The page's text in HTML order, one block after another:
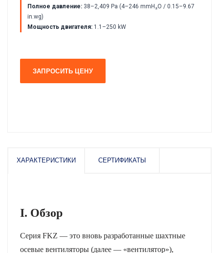
Полное давление: 38–2,409 Pa (4–246 mmH₂O / 0.15–9.67
in.wg)
Мощность двигателя: 1.1–250 kW
ЗАПРОСИТЬ ЦЕНУ
ХАРАКТЕРИСТИКИ СЕРТИФИКАТЫ
I. Обзор
Серия FKZ — это вновь разработанные шахтные
осевые вентиляторы (далее — «вентилятор»),